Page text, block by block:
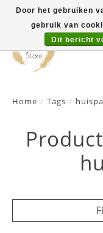
Home / Tags /
Door het gebruiken
gebruik van
Dit bericht